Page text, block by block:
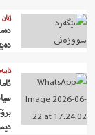
ژنان